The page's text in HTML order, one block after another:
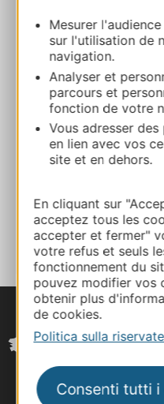
Mesurer
sur l'utilisation de
navigation.
Analyser et
parcours et
fonction de votre
Vous adresser
en lien avec vos
site et en dehors.
En cliquant sur
acceptez tous les
accepter et fermer"
votre refus et seuls
fonctionnement du
pouvez modifier vos
obtenir plus
de cookies.
Politica sulla
Consenti tutti i
SALVERGUES
Calcola il tuo
Facebook
AGGIUNGI
AL TACCUINO